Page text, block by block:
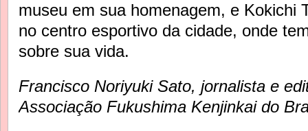
museu em sua homenagem, e Kokichi
no centro esportivo da cidade, onde
sobre sua vida.
Francisco Noriyuki Sato, jornalista e
Associação Fukushima Kenjinkai do